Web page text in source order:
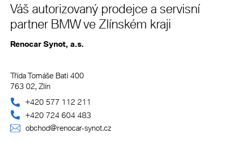
Váš autorizovaný prodejce a servisní
partner BMW ve Zlínském kraji
Renocar Synot, a.s.
Třída Tomáše Bati 400
763 02, Zlín
+420 577 112 211
+420 724 604 483
obchod@renocar-synot.cz